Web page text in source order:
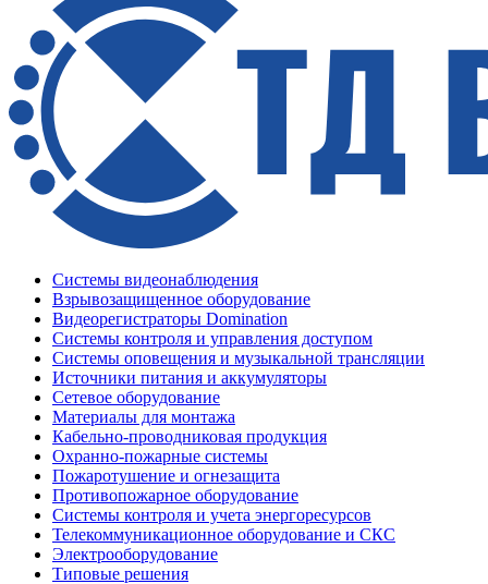
Системы видеонаблюдения
Взрывозащищенное оборудование
Видеорегистраторы Domination
Системы контроля и управления доступом
Системы оповещения и музыкальной трансляции
Источники питания и аккумуляторы
Сетевое оборудование
Материалы для монтажа
Кабельно-проводниковая продукция
Охранно-пожарные системы
Пожаротушение и огнезащита
Противопожарное оборудование
Системы контроля и учета энергоресурсов
Телекоммуникационное оборудование и СКС
Электрооборудование
Типовые решения